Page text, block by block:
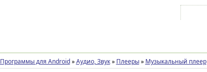
Программы для Android » Аудио, Звук » Плееры » Музыкальный плеер